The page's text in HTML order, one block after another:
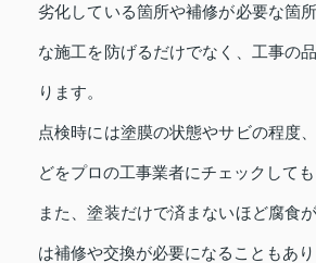
劣化している箇所や補修が必要な箇
な施工を防げるだけでなく、工事の
ります。
点検時には塗膜の状態やサビの程度
どをプロの工事業者にチェックしても
また、塗装だけで済まないほど腐食
は補修や交換が必要になることもあり